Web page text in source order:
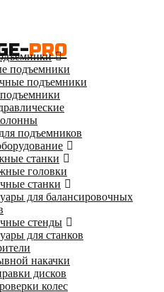
PRO
подъемники
подъемники
подъемников
станки
головки
станки
для балансировочных
стенды
для станков
накачки
дисков
колес